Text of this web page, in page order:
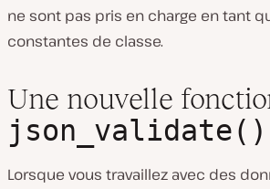
ne sont pas pris en charge en tant
constantes de classe.
Une nouvelle
json_validate()
Lorsque vous travaillez avec des